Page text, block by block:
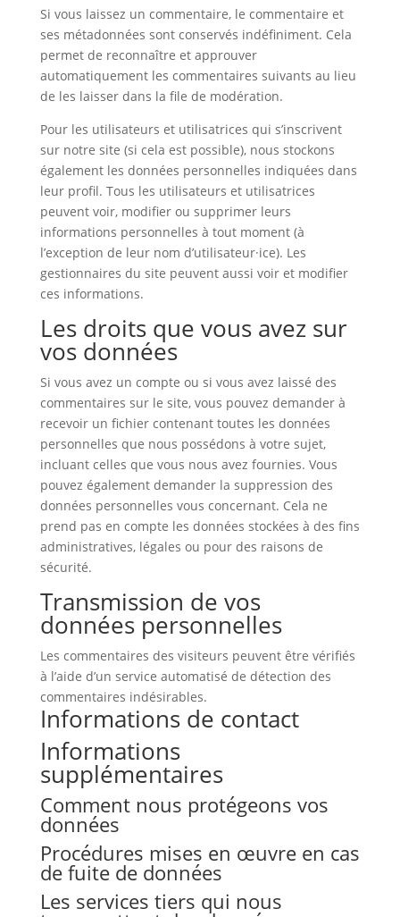
Si vous laissez un commentaire, le commentaire et
ses métadonnées sont conservés indéfiniment. Cela
permet de reconnaître et approuver
automatiquement les commentaires suivants au lieu
de les laisser dans la file de modération.
Pour les utilisateurs et utilisatrices qui s’inscrivent
sur notre site (si cela est possible), nous stockons
également les données personnelles indiquées dans
leur profil. Tous les utilisateurs et utilisatrices
peuvent voir, modifier ou supprimer leurs
informations personnelles à tout moment (à
l’exception de leur nom d’utilisateur·ice). Les
gestionnaires du site peuvent aussi voir et modifier
ces informations.
Les droits que vous avez sur
vos données
Si vous avez un compte ou si vous avez laissé des
commentaires sur le site, vous pouvez demander à
recevoir un fichier contenant toutes les données
personnelles que nous possédons à votre sujet,
incluant celles que vous nous avez fournies. Vous
pouvez également demander la suppression des
données personnelles vous concernant. Cela ne
prend pas en compte les données stockées à des fins
administratives, légales ou pour des raisons de
sécurité.
Transmission de vos
données personnelles
Les commentaires des visiteurs peuvent être vérifiés
à l’aide d’un service automatisé de détection des
commentaires indésirables.
Informations de contact
Informations
supplémentaires
Comment nous protégeons vos
données
Procédures mises en œuvre en cas
de fuite de données
Les services tiers qui nous